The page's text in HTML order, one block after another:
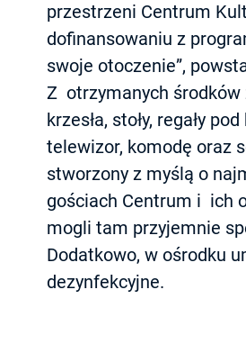
przestrzeni Centrum
dofinansowaniu z
swoje otoczenie”,
Z otrzymanych środków
krzesła, stoły, regały
telewizor, komodę oraz
stworzony z myślą o
gościach Centrum i ich
mogli tam przyjemnie
Dodatkowo, w ośrodku
dezynfekcyjne.